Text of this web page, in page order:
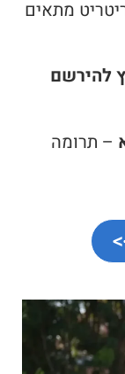
מתאים
להירשם
– תרומה